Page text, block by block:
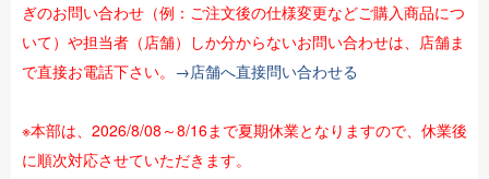
ぎのお問い合わせ（例：ご注文後の仕様変更などご購入商品につ
いて）や担当者（店舗）しか分からないお問い合わせは、店舗ま
で直接お電話下さい。 →店舗へ直接問い合わせる
※本部は、2026/8/08～8/16まで夏期休業となりますので、休業後
に順次対応させていただきます。